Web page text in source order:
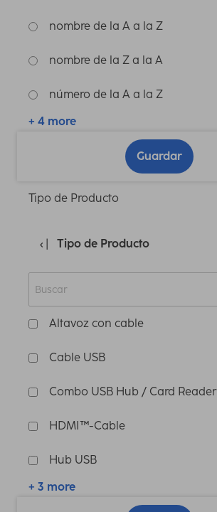
nombre de la A a la Z
nombre de la Z a la A
número de la A a la Z
+ 4 more
Guardar
Tipo de Producto
Tipo de Producto
Altavoz con cable
Cable USB
Combo USB Hub / Card Reader
HDMI™-Cable
Hub USB
+ 3 more